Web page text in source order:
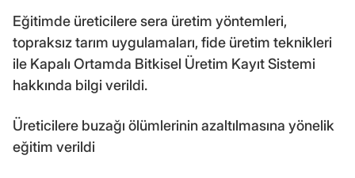
Eğitimde üreticilere sera üretim yöntemleri,
topraksız tarım uygulamaları, fide üretim teknikleri
ile Kapalı Ortamda Bitkisel Üretim Kayıt Sistemi
hakkında bilgi verildi.
Üreticilere buzağı ölümlerinin azaltılmasına yönelik
eğitim verildi